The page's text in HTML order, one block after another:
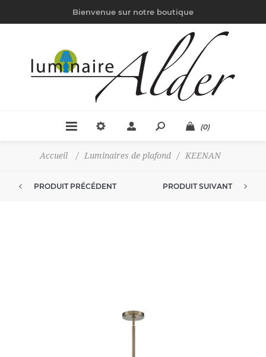
Bienvenue sur notre boutique
(0)
Accueil / Luminaires de plafond / KEENAN
PRODUIT PRÉCÉDENT PRODUIT SUIVANT